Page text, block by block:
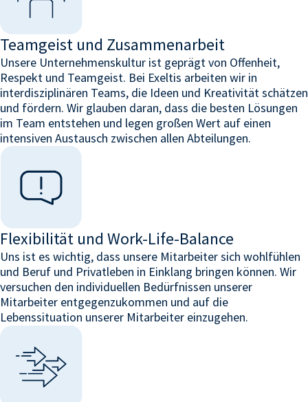
Teamgeist und Zusammenarbeit
Unsere Unternehmenskultur ist geprägt von Offenheit,
Respekt und Teamgeist. Bei Exeltis arbeiten wir in
interdisziplinären Teams, die Ideen und Kreativität schätzen
und fördern. Wir glauben daran, dass die besten Lösungen
im Team entstehen und legen großen Wert auf einen
intensiven Austausch zwischen allen Abteilungen.
Flexibilität und Work-Life-Balance
Uns ist es wichtig, dass unsere Mitarbeiter sich wohlfühlen
und Beruf und Privatleben in Einklang bringen können. Wir
versuchen den individuellen Bedürfnissen unserer
Mitarbeiter entgegenzukommen und auf die
Lebenssituation unserer Mitarbeiter einzugehen.